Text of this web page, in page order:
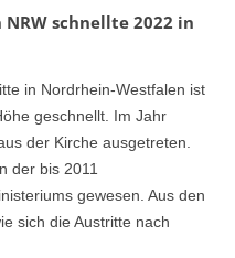
schnellte 2022 in
in Nordrhein-Westfalen ist
geschnellt. Im Jahr
der Kirche ausgetreten.
der bis 2011
gewesen. Aus den
sich die Austritte nach